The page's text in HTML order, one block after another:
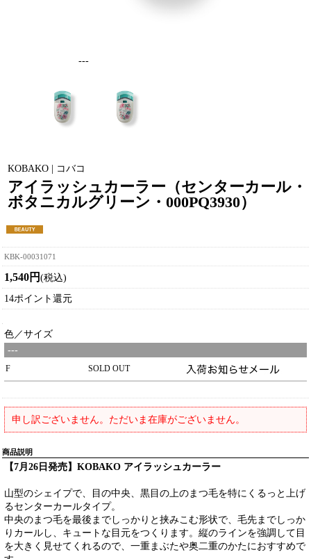
---
KOBAKO | コバコ
アイラッシュカーラー（センターカール・
ボタニカルグリーン・000PQ3930）
KBK-00031071
1,540円 (税込)
14ポイント還元
色／サイズ
---
F SOLD OUT
申し訳ございません。ただいま在庫がございません。
商品説明
【7月26日発売】KOBAKO アイラッシュカーラー
山型のシェイプで、目の中央、黒目の上のまつ毛を特にくるっと上げ
るセンターカールタイプ。
中央のまつ毛を最後までしっかりと挟みこむ形状で、毛先までしっか
りカールし、キュートな目元をつくります。縦のラインを強調して目
を大きく見せてくれるので、一重まぶたや奥二重のかたにおすすめで